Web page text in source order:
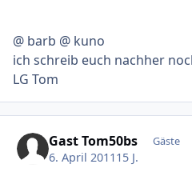
@ barb @ kuno
ich schreib euch nachher
LG Tom
Gast Tom50bs Gäste
6. April 2011 15 J.